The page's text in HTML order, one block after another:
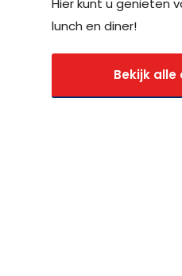
lunch en diner!
Bekijk alle